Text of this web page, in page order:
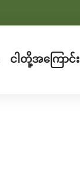
ငါတို့အကြောင်း